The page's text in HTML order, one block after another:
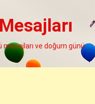
mesajları ve doğum günü